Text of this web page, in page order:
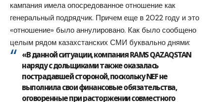
кампания имела опосредованное отношение как
генеральный подрядчик. Причем еще в 2022 году и это
«отношение» было аннулировано. Как было сообщено
целым рядом казахстанских СМИ буквально днями:
«В данной ситуации, компания RAMS QAZAQSTAN
наряду с дольщиками также оказалась
пострадавшей стороной, поскольку NEF не
выполнила свои финансовые обязательства,
оговоренные при расторжении совместного